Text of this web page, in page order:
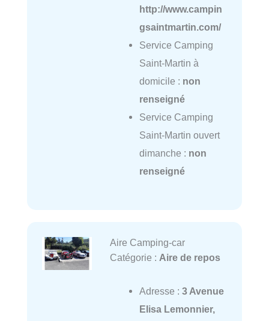
http://www.campin
gsaintmartin.com/
Service Camping
Saint-Martin à
domicile : non
renseigné
Service Camping
Saint-Martin ouvert
dimanche : non
renseigné
Aire Camping-car
Catégorie : Aire de repos
Adresse : 3 Avenue
Elisa Lemonnier,